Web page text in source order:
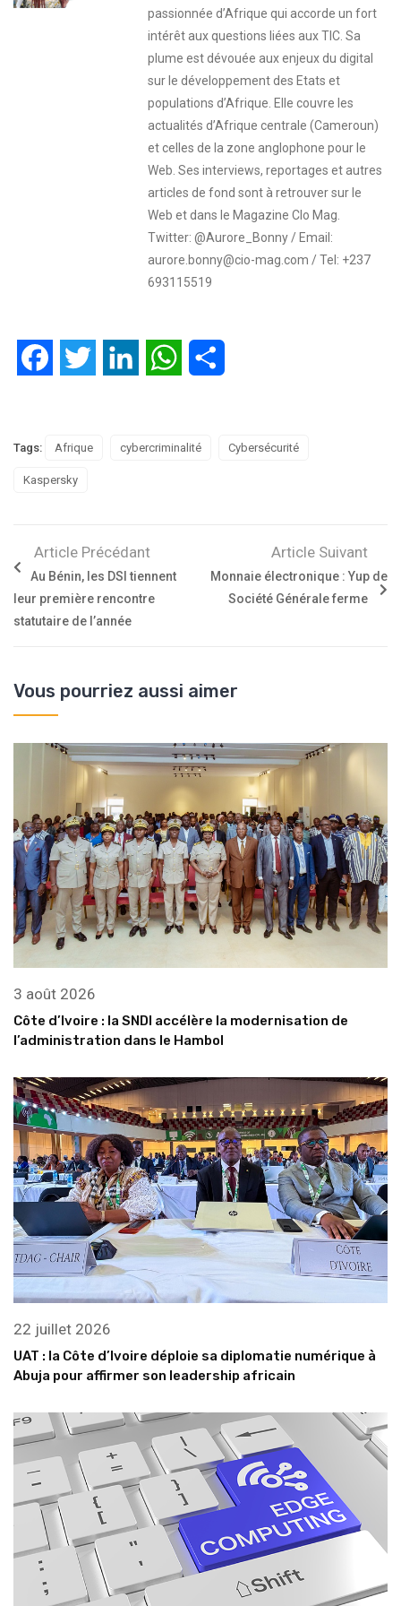
passionnée d’Afrique qui accorde un fort
intérêt aux questions liées aux TIC. Sa
plume est dévouée aux enjeux du digital
sur le développement des Etats et
populations d’Afrique. Elle couvre les
actualités d’Afrique centrale (Cameroun)
et celles de la zone anglophone pour le
Web. Ses interviews, reportages et autres
articles de fond sont à retrouver sur le
Web et dans le Magazine CIo Mag.
Twitter: @Aurore_Bonny / Email:
aurore.bonny@cio-mag.com / Tel: +237
693115519
FacebookTwitter LinkedIn WhatsApp
Tags: Afrique cybercriminalité Cybersécurité
Kaspersky
Article Précédant
Au Bénin, les DSI tiennent
leur première rencontre
statutaire de l’année
Article Suivant
Monnaie électronique : Yup de
Société Générale ferme
Vous pourriez aussi aimer
3 août 2026
Côte d’Ivoire : la SNDI accélère la modernisation de
l’administration dans le Hambol
22 juillet 2026
UAT : la Côte d’Ivoire déploie sa diplomatie numérique à
Abuja pour affirmer son leadership africain